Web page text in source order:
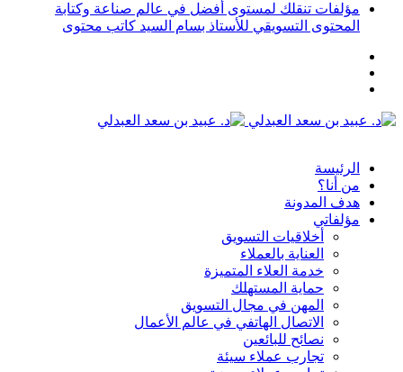
مؤلفات تنقلك لمستوى أفضل في عالم صناعة وكتابة
المحتوى التسويقي للأستاذ بسام السيد كاتب محتوى
القائمة
الرئيسة
من أنا؟
هدف المدونة
مؤلفاتي
أخلاقيات التسويق
العناية بالعملاء
خدمة العلاء المتميزة
حماية المستهلك
المهن في مجال التسويق
الاتصال الهاتفي في عالم الأعمال
نصائح للبائعين
تجارب عملاء سيئة